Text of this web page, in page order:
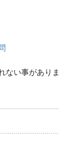
い事がありま